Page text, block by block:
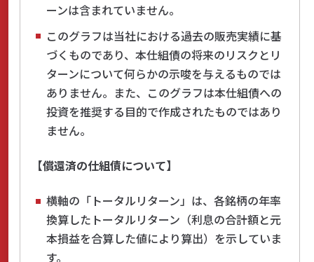
ーンは含まれていません。
このグラフは当社における過去の販売実績に基
づくものであり、本仕組債の将来のリスクとリ
ターンについて何らかの示唆を与えるものでは
ありません。また、このグラフは本仕組債への
投資を推奨する目的で作成されたものではあり
ません。
【償還済の仕組債について】
横軸の「トータルリターン」は、各銘柄の年率
換算したトータルリターン（利息の合計額と元
本損益を合算した値により算出）を示していま
す。